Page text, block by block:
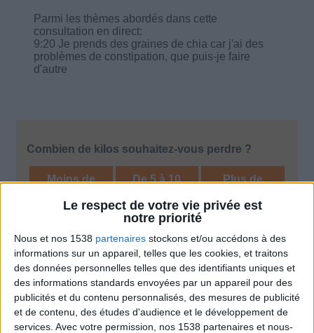
Le respect de votre vie privée est
notre priorité
Nous et nos 1538 partenaires stockons et/ou accédons à des
informations sur un appareil, telles que les cookies, et traitons
des données personnelles telles que des identifiants uniques et
des informations standards envoyées par un appareil pour des
publicités et du contenu personnalisés, des mesures de publicité
et de contenu, des études d'audience et le développement de
services. Avec votre permission, nos 1538 partenaires et nous-
Parmi les thèmes abordés dans cette
consultation en direct:
9:20 Je prends des graines de chia car j'ai des
problèmes de constipation, que puis-je faire
d'autre
Combien de kilos souhaitez-vous perdre ?
Moins de
De 5 à 10
Plus de
Webinaires en direct Voir tout
Chaque semaine, posez vos questions en live
en participant à des vidéo-conférences avec
Jean-Michel et les diététiciennes du
programme.